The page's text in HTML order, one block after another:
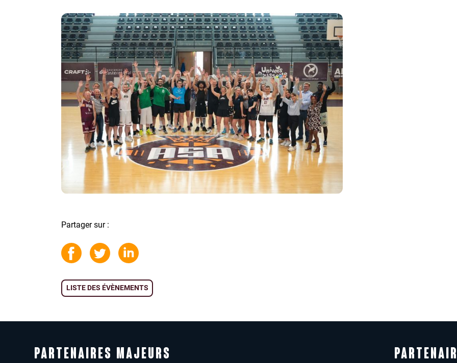
Partager sur :
LISTE DES ÉVÈNEMENTS
PARTENAIRES MAJEURS